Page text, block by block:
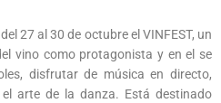
27 al 30 de octubre el VINFEST, un
vino como protagonista y en el se
disfrutar de música en directo,
arte de la danza. Está destinado